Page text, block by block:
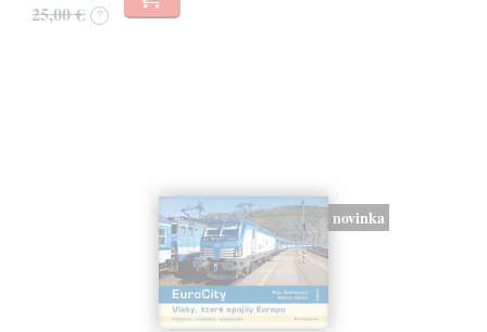
25,00 € ?
novinka